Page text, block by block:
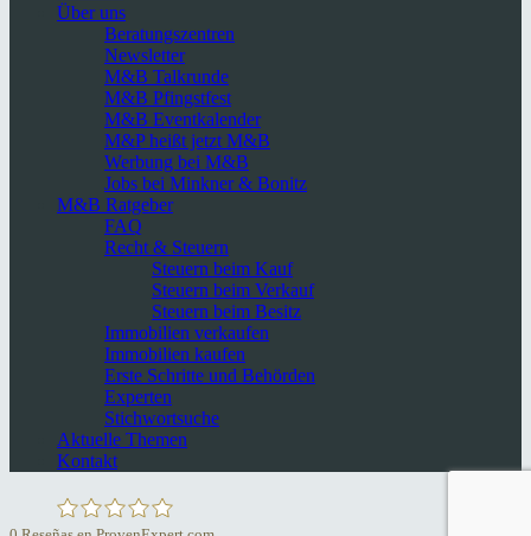
Über uns
Beratungszentren
Newsletter
M&B Talkrunde
M&B Pfingstfest
M&B Eventkalender
M&P heißt jetzt M&B
Werbung bei M&B
Jobs bei Minkner & Bonitz
M&B Ratgeber
FAQ
Recht & Steuern
Steuern beim Kauf
Steuern beim Verkauf
Steuern beim Besitz
Immobilien verkaufen
Immobilien kaufen
Erste Schritte und Behörden
Experten
Stichwortsuche
Aktuelle Themen
Kontakt